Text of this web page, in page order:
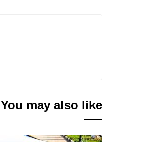
You may also like